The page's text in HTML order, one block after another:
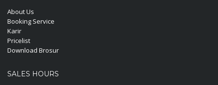
About Us
Booking Service
Karir
Pricelist
Download Brosur
SALES HOURS